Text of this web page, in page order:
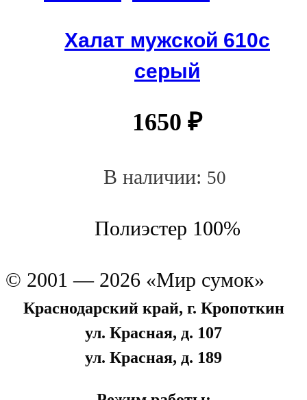
Халат мужской 610с
серый
1650 ₽
В наличии: 50
Полиэстер 100%
© 2001 — 2026 «Мир сумок»
Краснодарский край, г. Кропоткин
ул. Красная, д. 107
ул. Красная, д. 189